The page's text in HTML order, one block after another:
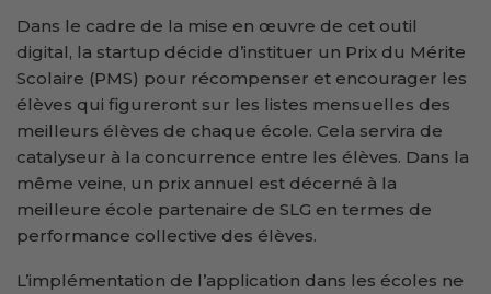
Dans le cadre de la mise en œuvre de cet outil
digital, la startup décide d’instituer un Prix du Mérite
Scolaire (PMS) pour récompenser et encourager les
élèves qui figureront sur les listes mensuelles des
meilleurs élèves de chaque école. Cela servira de
catalyseur à la concurrence entre les élèves. Dans la
même veine, un prix annuel est décerné à la
meilleure école partenaire de SLG en termes de
performance collective des élèves.
L’implémentation de l’application dans les écoles ne